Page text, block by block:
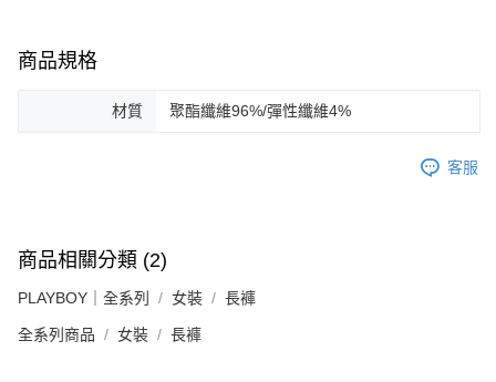
商品規格
材質 聚酯纖維96%/彈性纖維4%
客服
商品相關分類 (2)
PLAYBOY｜全系列 女裝 長褲
全系列商品 女裝 長褲